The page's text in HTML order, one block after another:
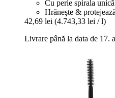
Cu perie spirala unică
Hrăneşte &
42,69 lei (4.743,33 lei / l)
Livrare până la data de 17.